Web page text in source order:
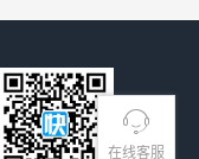
在线客服